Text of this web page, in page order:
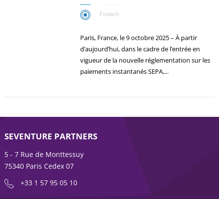
Fintech
Paris, France, le 9 octobre 2025 – À partir
d’aujourd’hui, dans le cadre de l’entrée en
vigueur de la nouvelle réglementation sur les
paiements instantanés SEPA,...
SEVENTURE PARTNERS
5 - 7 Rue de Monttessuy
75340 Paris Cedex 07
+33 1 57 95 05 10